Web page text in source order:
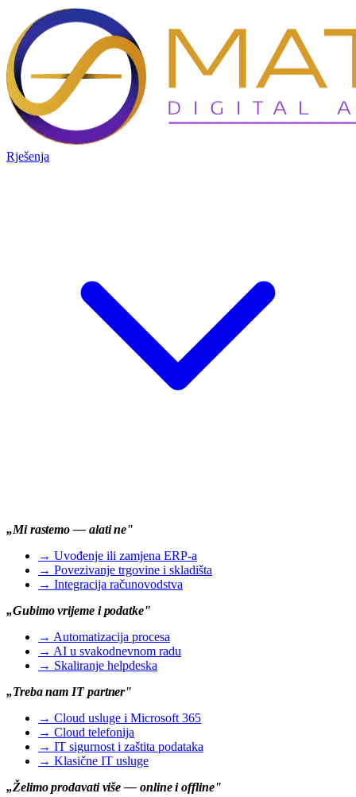
Rješenja
„Mi rastemo — alati ne"
→ Uvođenje ili zamjena ERP-a
→ Povezivanje trgovine i skladišta
→ Integracija računovodstva
„Gubimo vrijeme i podatke"
→ Automatizacija procesa
→ AI u svakodnevnom radu
→ Skaliranje helpdeska
„Treba nam IT partner"
→ Cloud usluge i Microsoft 365
→ Cloud telefonija
→ IT sigurnost i zaštita podataka
→ Klasične IT usluge
„Želimo prodavati više — online i offline"